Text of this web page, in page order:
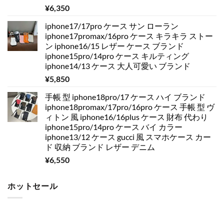
¥6,350
iphone17/17pro ケース サン ローラン
iphone17promax/16pro ケース キラキラ ストー
ン iphone16/15 レザー ケース ブランド
iphone15pro/14pro ケース キルティング
iphone14/13 ケース 大人可愛い ブランド
¥5,850
手帳 型 iphone18pro/17 ケース ハイ ブランド
iphone18promax/17pro/16pro ケース 手帳 型 ヴ
ィトン 風 iphone16/16plus ケース 財布 代わり
iphone15pro/14pro ケース バイ カラー
iphone13/12 ケース gucci 風 スマホケース カー
ド 収納 ブランド レザー デニム
¥6,550
ホットセール